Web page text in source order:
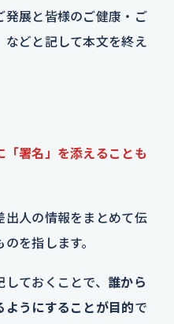
発展と皆様のご健康・ご
どと記して本文を終え
「署名」を添えることも
出人の情報をまとめて伝
を指します。
ておくことで、 誰から
うにすることが目的で